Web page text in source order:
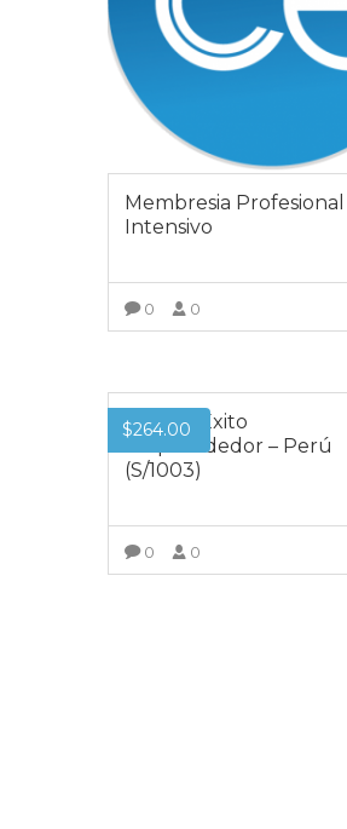
Membresia Profesional
Intensivo
0 0
$264.00
Premio Éxito
Emprendedor – Perú
(S/1003)
0 0